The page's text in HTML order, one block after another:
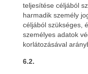
teljesítése céljából
harmadik személy
céljából szükséges,
személyes adatok
korlátozásával
6.2.